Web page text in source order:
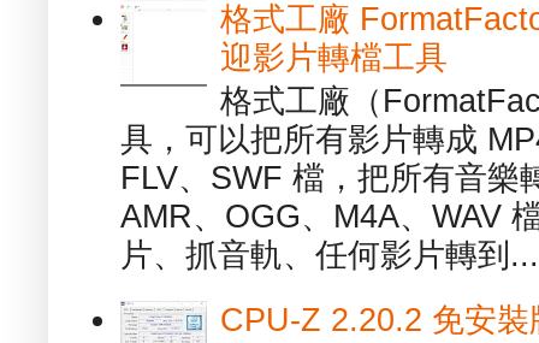
格式工廠
迎影片轉檔工具
格式工廠（
具，可以把所有影片轉成
FLV、SWF 檔，把所有音樂
AMR、OGG、M4A、WAV
片、抓音軌、任何影片轉到...
CPU-Z 2.20.2 免安